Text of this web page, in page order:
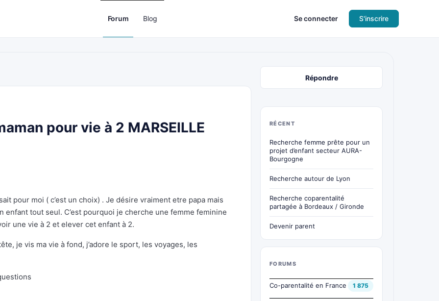
Forum Blog Se connecter S'inscrire
pour vie à 2 MARSEILLE
pour moi ( c’est un choix) . Je désire vraiment etre papa mais
enfant tout seul. C’est pourquoi je cherche une femme feminine
une vie à 2 et elever cet enfant à 2.
je vis ma vie à fond, j’adore le sport, les voyages, les
Répondre
RÉCENT
Recherche femme prête pour un
projet d’enfant secteur AURA-
Bourgogne
Recherche autour de Lyon
Recherche coparentalité
partagée à Bordeaux / Gironde
Devenir parent
FORUMS
Co-parentalité en France 1 875